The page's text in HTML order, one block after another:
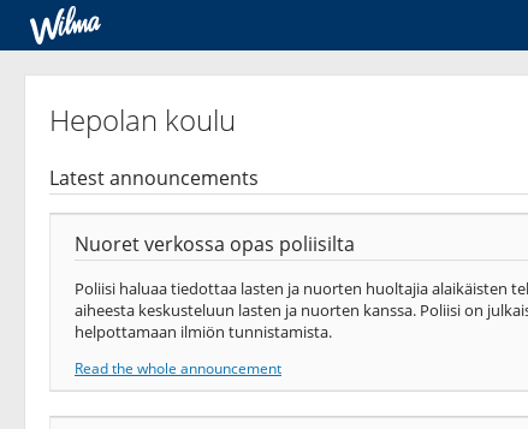
Hepolan koulu
Latest announcements
Nuoret verkossa opas poliisilta
Poliisi haluaa tiedottaa lasten ja nuorten huoltajia alaikäisten
aiheesta keskusteluun lasten ja nuorten kanssa. Poliisi on
helpottamaan ilmiön tunnistamista.
Read the whole announcement